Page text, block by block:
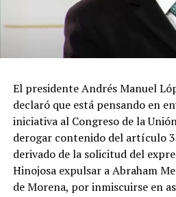
El presidente Andrés Manuel
declaró que está pensando en
iniciativa al Congreso de la
derogar contenido del artículo
derivado de la solicitud del
Hinojosa expulsar a Abraham
de Morena, por inmiscuirse en